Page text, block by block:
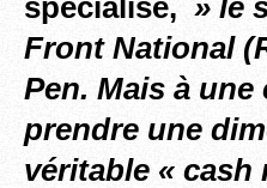
spécialisé, » le
Front National
Pen. Mais à
prendre une
véritable « cash